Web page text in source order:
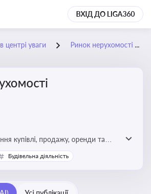
ВХІД ДО LIGA360
центрі уваги Ринок нерухомості
купівлі, продажу, оренди та
що є ключовим для бізнесу,
і власників об’єктів майна
Будівельна діяльність